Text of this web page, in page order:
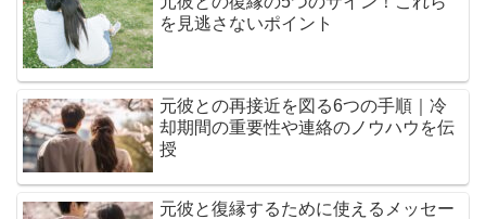
を見逃さないポイント
元彼との再接近を図る6つの手順｜冷
却期間の重要性や連絡のノウハウを伝
授
元彼と復縁するために使えるメッセー